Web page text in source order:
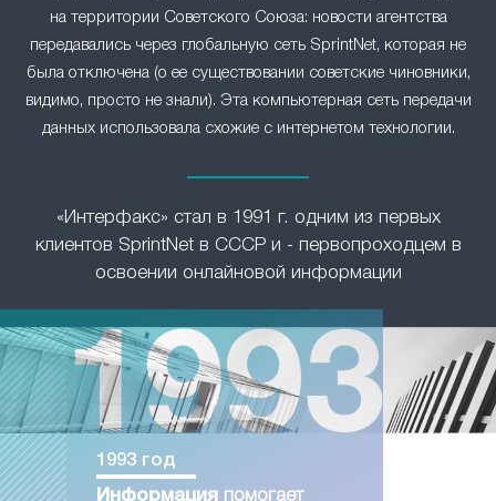
на территории Советского Союза: новости агентства
передавались через глобальную сеть SprintNet, которая не
была отключена (о ее существовании советские чиновники,
видимо, просто не знали). Эта компьютерная сеть передачи
данных использовала схожие с интернетом технологии.
«Интерфакс» стал в 1991 г. одним из первых
клиентов SprintNet в СССР и - первопроходцем в
освоении онлайновой информации
1993 год
Информация помогает